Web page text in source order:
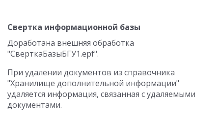
Свертка информационной базы
Доработана внешняя обработка
"СверткаБазыБГУ1.epf".
При удалении документов из справочника
"Хранилище дополнительной информации"
удаляется информация, связанная с удаляемыми
документами.